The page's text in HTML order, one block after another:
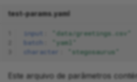
test-params.yaml
input
"data/greetings.csv"
batch
"yaml"
character
"stegosaurus"
Este arquivo de parâmetros